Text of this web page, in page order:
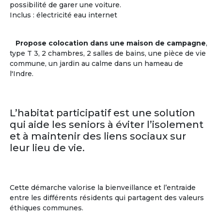
possibilité de garer une voiture.
Inclus : électricité eau internet
Propose colocation dans une maison de campagne,
type T 3, 2 chambres, 2 salles de bains, une pièce de vie
commune, un jardin au calme dans un hameau de
l'Indre.
L’habitat participatif est une solution
qui aide les seniors à éviter l’isolement
et à maintenir des liens sociaux sur
leur lieu de vie.
Cette démarche valorise la bienveillance et l’entraide
entre les différents résidents qui partagent des valeurs
éthiques communes.
Centres d'intérêts des + de 60 ans
Littérature
(55%)
Histoire
(53%)
Cinéma(40%)
sportives
(38%)
Théâtre
Cuisine
(26%)